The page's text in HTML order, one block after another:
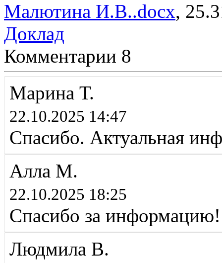
Малютина И.В..docx,
Доклад
Комментарии 8
Марина Т.
22.10.2025 14:47
Спасибо. Актуальная
Алла М.
22.10.2025 18:25
Спасибо за информацию!
Людмила В.